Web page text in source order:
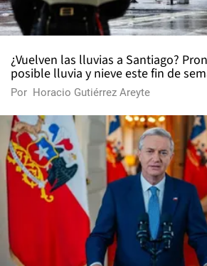
¿Vuelven las lluvias a Santiago?
posible lluvia y nieve este fin de
Por Horacio Gutiérrez Areyte